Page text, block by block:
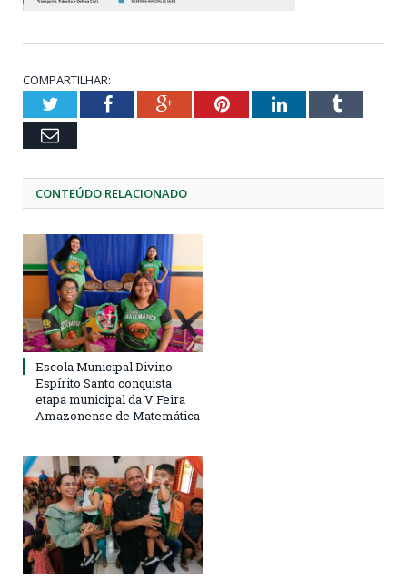
COMPARTILHAR:
TwitterFacebookGoogle+PinterestLinkedInTumblr
Email
CONTEÚDO RELACIONADO
Escola Municipal Divino
Espírito Santo conquista
etapa municipal da V Feira
Amazonense de Matemática